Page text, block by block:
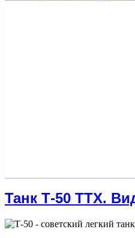
Танк Т-50 ТТХ.